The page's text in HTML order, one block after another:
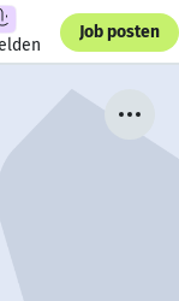
Job posten